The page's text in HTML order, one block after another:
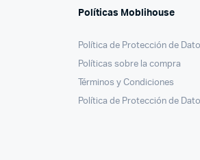
Políticas Moblihouse
Política de Protección de
Políticas sobre la compra
Términos y Condiciones
Política de Protección de